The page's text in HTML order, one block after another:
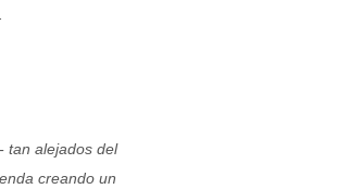
tan alejados del
creando un